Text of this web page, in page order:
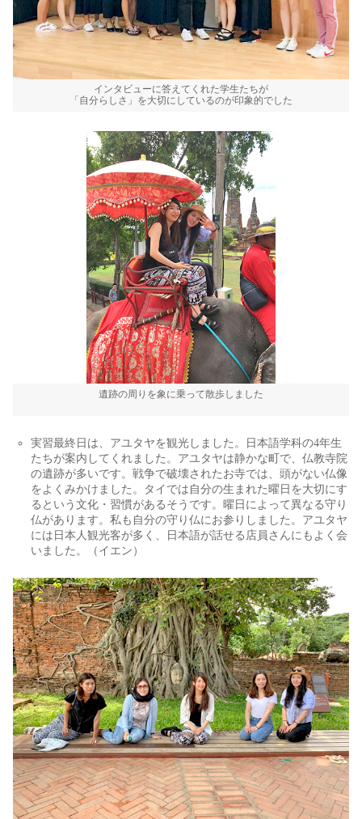
インタビューに答えてくれた学生たちが
「自分らしさ」を大切にしているのが印象的でした
遺跡の周りを象に乗って散歩しました
実習最終日は、アユタヤを観光しました。日本語学科の4年生
たちが案内してくれました。アユタヤは静かな町で、仏教寺院
の遺跡が多いです。戦争で破壊されたお寺では、頭がない仏像
をよくみかけました。タイでは自分の生まれた曜日を大切にす
るという文化・習慣があるそうです。曜日によって異なる守り
仏があります。私も自分の守り仏にお参りしました。アユタヤ
には日本人観光客が多く、日本語が話せる店員さんにもよく会
いました。（イエン）